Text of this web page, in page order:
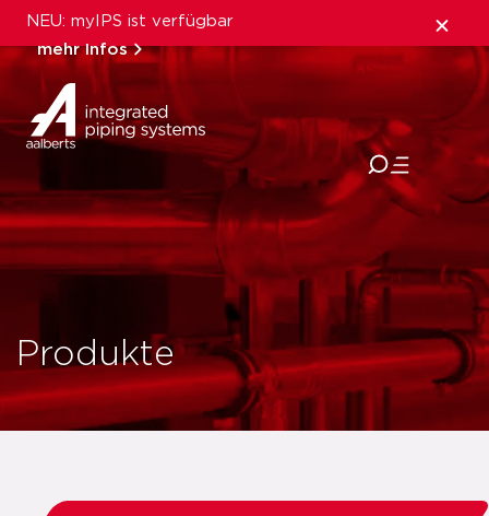
NEU: myIPS ist verfügbar
mehr Infos
schließen
Produkte